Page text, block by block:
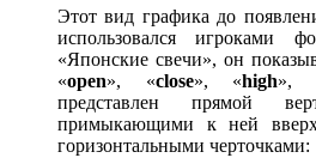
Этот вид графика до
использовался
«Японские свечи», он
«open», «close», «high»,
представлен прямой
примыкающими к ней
горизонтальными черточками: